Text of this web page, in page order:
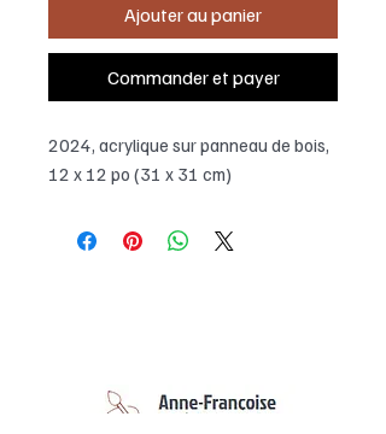
Ajouter au panier
Commander et payer
2024, acrylique sur panneau de bois,
12 x 12 po (31 x 31 cm)